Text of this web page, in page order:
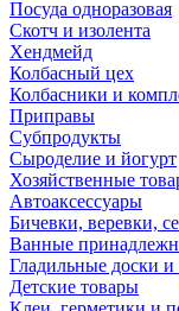
Посуда одноразовая
Скотч и изолента
Хендмейд
Колбасный цех
Колбасники и
Приправы
Субпродукты
Сыроделие и йогурт
Хозяйственные
Автоаксессуары
Бичевки, веревки,
Ванные
Гладильные доски
Детские товары